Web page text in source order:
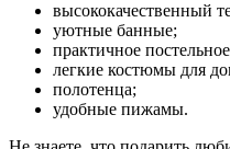
высококачественный
уютные банные;
практичное
легкие костюмы для
полотенца;
удобные пижамы.